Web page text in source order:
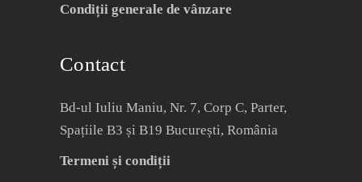
Condiții generale de vânzare
Contact
Bd-ul Iuliu Maniu, Nr. 7, Corp C, Parter,
Spațiile B3 și B19 București, România
Termeni și condiții